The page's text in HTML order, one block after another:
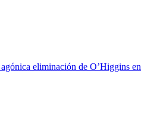
eliminación de O’Higgins